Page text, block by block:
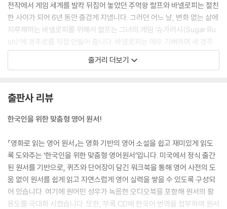
전작에서 게임 세계를 발칵 뒤집어 놓았던 주먹왕 랄프와 바넬로피는 절친
한 사이가 되어 6년 동안 즐겁게 지냅니다. 그러던 어느 날, 변화 없는 삶에
지루해하는 바넬로피를 위해서 랄프는 그녀의 게임 ‘슈가러시(Sugar Ru
sh)’에 경주로를 직접 만들어 줍니다. 바넬로피는 매우 기뻐하며 새 경주
로를 즐기며 실제 오락실에서 게임을 하고 있는 아이의 조종을 따르지 않
고 마음대로 움직였고, 그 와중에 게임기의 조종 핸들이 뽑히는 사고가 일
는 인터넷 사이트에서 조종 핸들을 팔고 있다는 정보를 알게 되지만, 너무
비싼 가격 때문에 슈가 러시를 금요일에 고물상에 팔겠다고 하고 게임 기
‘슈가 러시’ 캐릭터들은 졸지에 게임과 집을 잃은 신세가 됩니다.
게임을 잃어 상심한 바넬로피를 위해 랄프는 이베이로 가서 조종 핸들을
가져오겠다고 결심합니다. 그렇게 바넬로피와 랄프는 조종 핸들을 찾아 와
이파이를 타고 인터넷으로 접속합니다. 하지만 인터넷 세상은 그들이 이제
까지 경험했던 것과 너무 달라서 두 친구들을 혼란스럽게 합니다.
줄거리 더보기
출판사 리뷰
한국인을 위한 맞춤형 영어 원서!
『영화로 읽는 영어 원서』는 영화 기반의 영어 소설을 쉽고 재미있게 읽도
록 도와주는 ‘한국인을 위한 맞춤형 영어원서’입니다. 미국에서 정식 출간
된 원서를 기반으로, 퀴즈와 단어장이 담긴 워크북을 통해 영어 사전의 도
움 없이 원서를 쉽게 읽고 자연스럽게 영어 실력을 쌓을 수 있도록 구성되
어 있습니다. 여기에 원어민 성우가 녹음한 오디오북을 포함해 원서의 활
용도를 극대화 시켰습니다. 또한, 부록 CD에 한국어 번역을 첨부하여 원서